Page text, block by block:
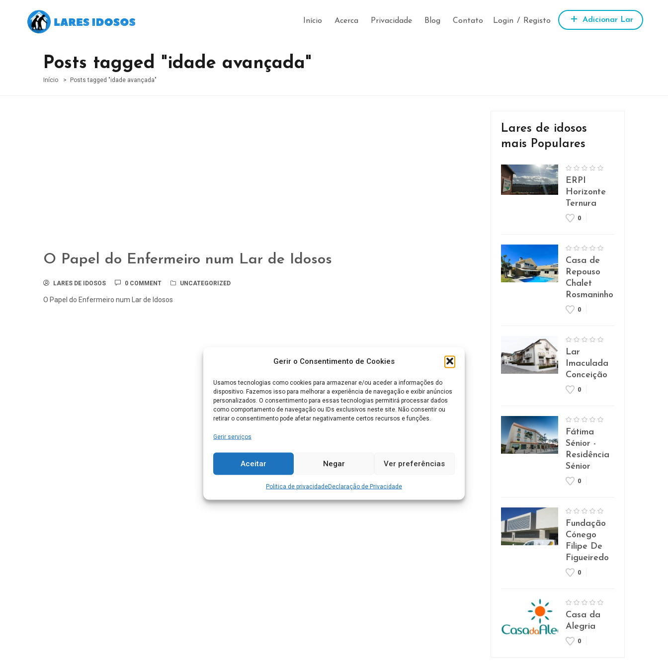
Gerir o Consentimento de Cookies
Usamos tecnologias como cookies para armazenar e/ou aceder a informações do
dispositivo. Fazemos isso para melhorar a experiência de navegação e exibir anúncios
personalizados. O consentimento para essas tecnologias permitirá processar dados
como comportamento de navegação ou IDs exclusivos neste site. Não consentir ou
retirar o consentimento pode afetar negativamente certos recursos e funções.
Gerir serviços
Aceitar Negar Ver preferências
Politica de privacidadeDeclaração de Privacidade
Início Acerca Privacidade Blog Contato Login / Registo Adicionar Lar
Posts tagged "idade avançada"
Início Posts tagged "idade avançada"
O Papel do Enfermeiro num Lar de Idosos
LARES DE IDOSOS 0 COMMENT UNCATEGORIZED
O Papel do Enfermeiro num Lar de Idosos
Lares de idosos
mais Populares
ERPI
Horizonte
Ternura
0
Casa de
Repouso
Chalet
Rosmaninho
0
Lar
Imaculada
Conceição
0
Fátima
Sénior -
Residência
Sénior
0
Fundação
Cónego
Filipe De
Figueiredo
0
Casa da
Alegria
0